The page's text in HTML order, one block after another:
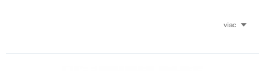
viac